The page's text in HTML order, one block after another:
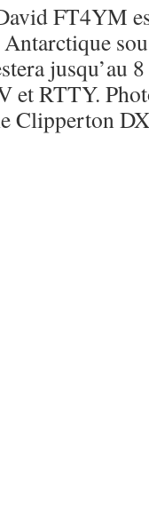
FT4YM
Antarctique
jusqu’au
et RTTY.
Clipperton